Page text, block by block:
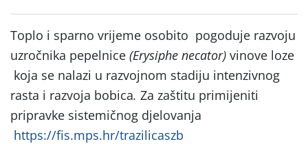
Toplo i sparno vrijeme osobito pogoduje razvoju
uzročnika pepelnice (Erysiphe necator) vinove loze
koja se nalazi u razvojnom stadiju intenzivnog
rasta i razvoja bobica. Za zaštitu primijeniti
pripravke sistemičnog djelovanja
https://fis.mps.hr/trazilicaszb